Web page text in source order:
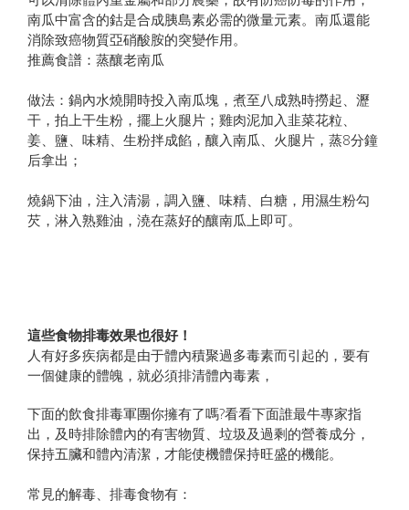
南瓜中富含的鈷是合成胰島素必需的微量元素。南瓜還能
消除致癌物質亞硝酸胺的突變作用。
推薦食譜：蒸釀老南瓜
做法：鍋內水燒開時投入南瓜塊，煮至八成熟時撈起、瀝
干，拍上干生粉，擺上火腿片；雞肉泥加入韭菜花粒、
姜、鹽、味精、生粉拌成餡，釀入南瓜、火腿片，蒸8分鐘
后拿出；
燒鍋下油，注入清湯，調入鹽、味精、白糖，用濕生粉勾
芡，淋入熟雞油，澆在蒸好的釀南瓜上即可。
這些食物排毒效果也很好！
人有好多疾病都是由于體內積聚過多毒素而引起的，要有
一個健康的體魄，就必須排清體內毒素，
下面的飲食排毒軍團你擁有了嗎?看看下面誰最牛專家指
出，及時排除體內的有害物質、垃圾及過剩的營養成分，
保持五臟和體內清潔，才能使機體保持旺盛的機能。
常見的解毒、排毒食物有：